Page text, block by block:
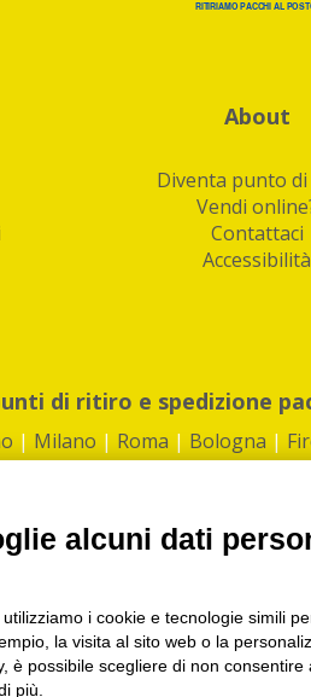
About
Diventa punto
Vendi
Contattaci
Accessibilità
di ritiro e spedizione
| Milano | Roma | Bologna |
| REA: RM 1494760 | Cap.Soc.:
di ritiro tra Bar, Tabaccai, Edicole e
alcuni dati
i cookie e tecnologie simili
la visita al sito web o la
è possibile scegliere di non consentire
più.